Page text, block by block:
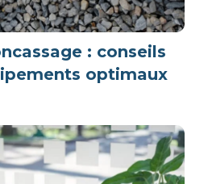
: conseils
optimaux